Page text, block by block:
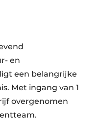
en
een belangrijke
Met ingang van 1
overgenomen